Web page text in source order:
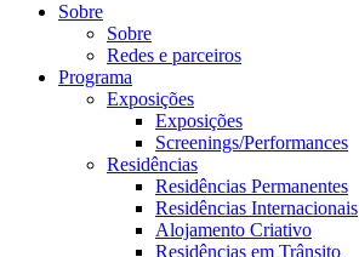
Sobre
Sobre
Redes e parceiros
Programa
Exposições
Exposições
Screenings/Performances
Residências
Residências Permanentes
Residências Internacionais
Alojamento Criativo
Residências em Trânsito